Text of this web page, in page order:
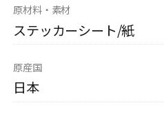
原材料・素材
ステッカーシート/紙
原産国
日本